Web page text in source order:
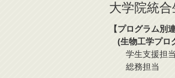
大学院統
【プログラム別
(生物工学プロ
学生支援担当
総務担当